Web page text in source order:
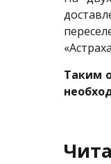
Таким